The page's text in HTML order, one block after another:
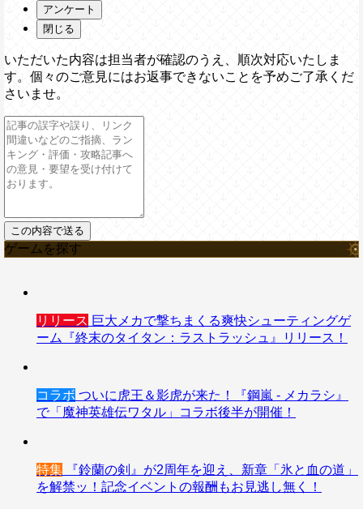
アンケート
閉じる
いただいた内容は担当者が確認のうえ、順次対応いたしま
す。個々のご意見にはお返事できないことを予めご了承くだ
さいませ。
ゲームを探す
リリース 巨大メカで撃ちまくる爽快シューティングゲ
ーム『終末のタイタン：ラストラッシュ』リリース！
コラボ ついに虎王＆影虎が来た！『鋼嵐 - メカラシ』
で「魔神英雄伝ワタル」コラボ後半が開催！
特集 『鈴蘭の剣』が2周年を迎え、新章「氷と血の道」
を解禁ッ！記念イベントの報酬もお見逃し無く！